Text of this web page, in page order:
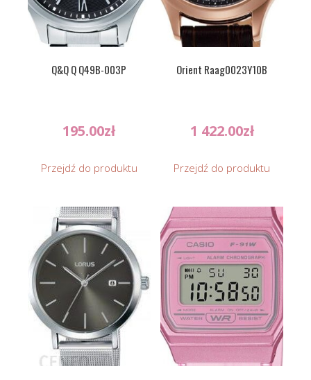
Q&Q Q Q49B-003P
195.00zł
Przejdź do produktu
Orient Raag0023Y10B
1 422.00zł
Przejdź do produktu